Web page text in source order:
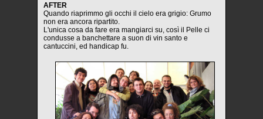
AFTER
Quando riaprimmo gli occhi il cielo era grigio: Grumo
non era ancora ripartito.
L'unica cosa da fare era mangiarci su, così il Pelle ci
condusse a banchettare a suon di vin santo e
cantuccini, ed handicap fu.